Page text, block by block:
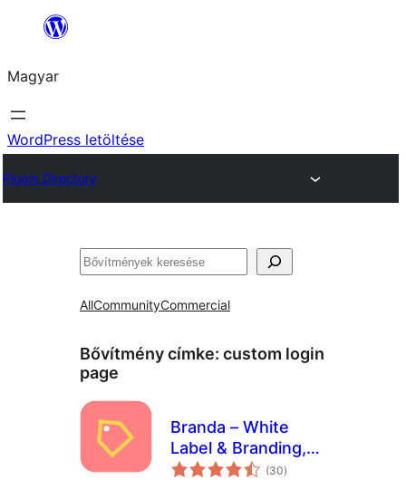
Ugrás
tartalomhoz
Magyar
WordPress letöltése
Plugin Directory
Keresés
AllCommunityCommercial
Bővítmény címke: custom login
page
Branda – White
Label & Branding,
Free Login Page
(30értékelés
összesen
)